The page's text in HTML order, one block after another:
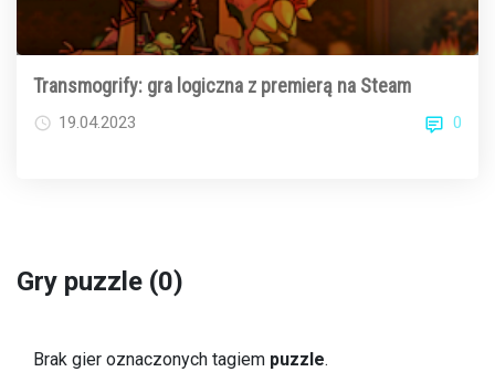
Transmogrify: gra logiczna z premierą na Steam
19.04.2023 0
Gry puzzle (0)
Brak gier oznaczonych tagiem puzzle.